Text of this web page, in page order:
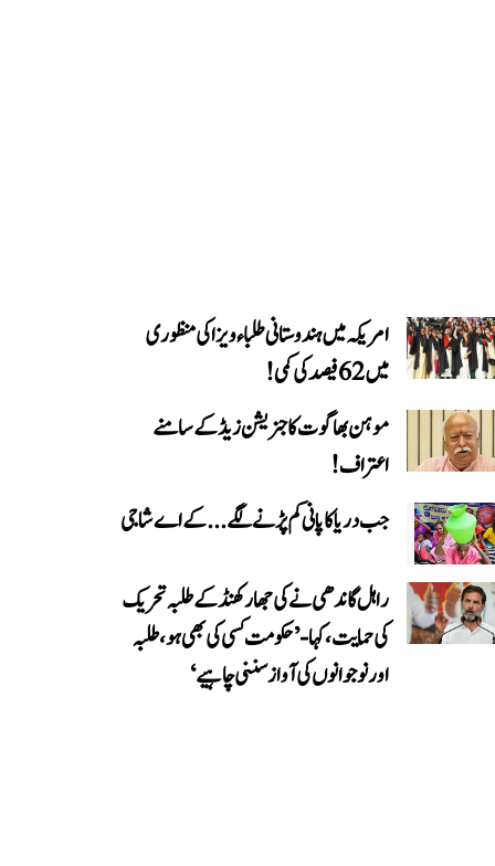
امریکہ میں ہندوستانی طلباء ویزا کی منظوری
میں 62 فیصد کی کمی!
موہن بھاگوت کا جنریشن زیڈ کے سامنے
اعتراف!
جب دریا کا پانی کم پڑنے لگے...کے اے شاجی
راہل گاندھی نے کی جھارکھنڈ کے طلبہ تحریک
کی حمایت، کہا- ’حکومت کسی کی بھی ہو، طلبہ
اور نوجوانوں کی آواز سننی چاہیے‘